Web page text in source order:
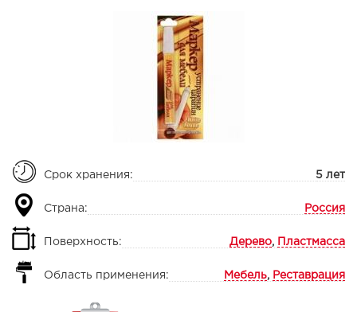
Срок хранения: 5 лет
Страна: Россия
Поверхность: Дерево, Пластмасса
Область применения: Мебель, Реставрация